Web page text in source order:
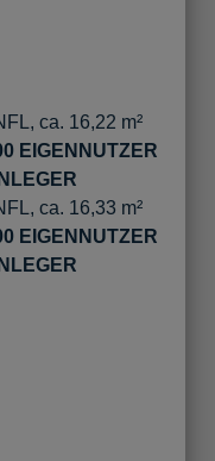
ca. 16,22 m²
EIGENNUTZER
ca. 16,33 m²
EIGENNUTZER